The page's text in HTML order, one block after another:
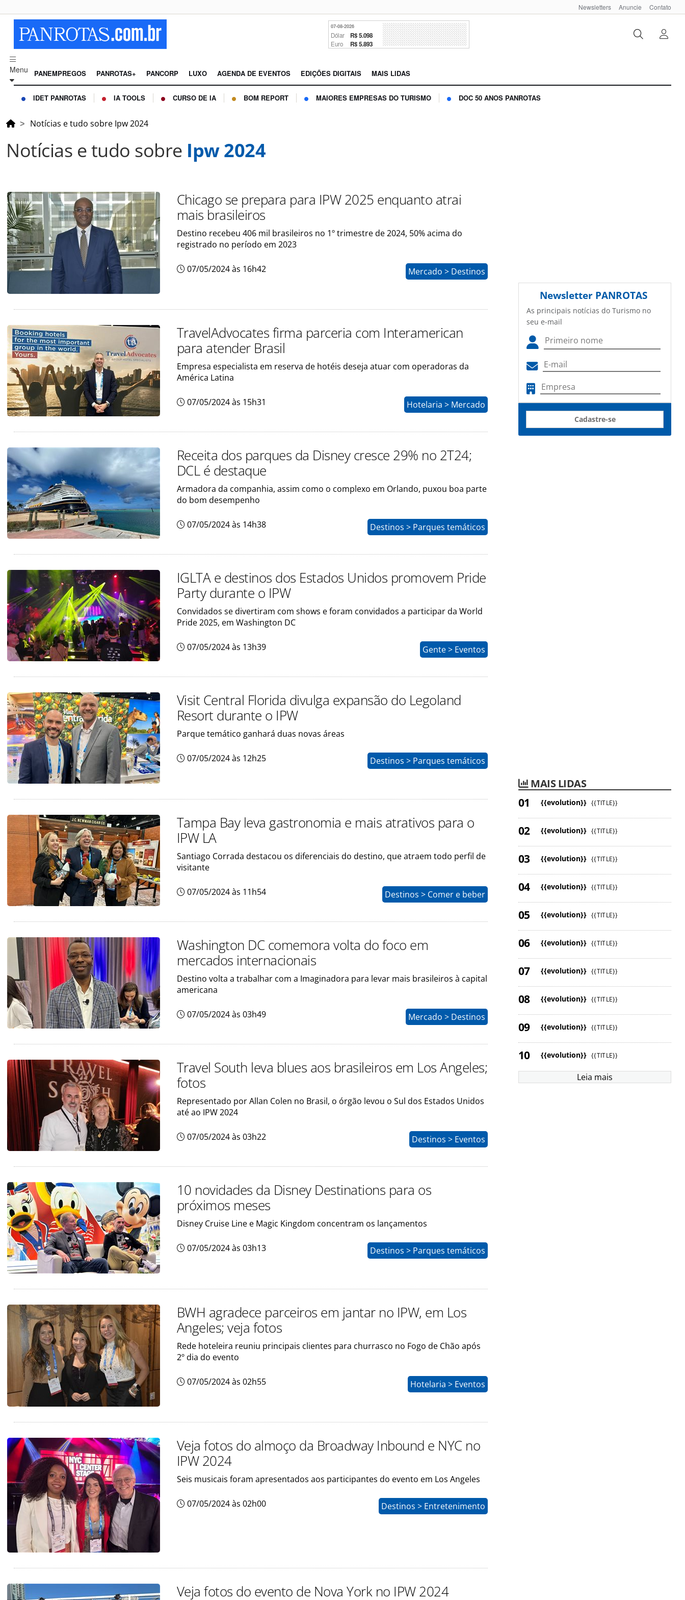
Newsletters Anuncie Contato
07-08-2026
Dólar R$ 5.098
Euro R$ 5.893
Menu PANEMPREGOS PANROTAS+ PANCORP LUXO AGENDA DE EVENTOS EDIÇÕES DIGITAIS MAIS LIDAS
IDET PANROTAS IA TOOLS CURSO DE IA BOM REPORT MAIORES EMPRESAS DO TURISMO DOC 50 ANOS PANROTAS
Notícias e tudo sobre Ipw 2024
Notícias e tudo sobre Ipw 2024
Chicago se prepara para IPW 2025 enquanto atrai
mais brasileiros
Destino recebeu 406 mil brasileiros no 1º trimestre de 2024, 50% acima do
registrado no período em 2023
07/05/2024 às 16h42 Mercado > Destinos
TravelAdvocates firma parceria com Interamerican
para atender Brasil
Empresa especialista em reserva de hotéis deseja atuar com operadoras da
América Latina
07/05/2024 às 15h31 Hotelaria > Mercado
Receita dos parques da Disney cresce 29% no 2T24;
DCL é destaque
Armadora da companhia, assim como o complexo em Orlando, puxou boa parte
do bom desempenho
07/05/2024 às 14h38 Destinos > Parques temáticos
IGLTA e destinos dos Estados Unidos promovem Pride
Party durante o IPW
Convidados se divertiram com shows e foram convidados a participar da World
Pride 2025, em Washington DC
07/05/2024 às 13h39 Gente > Eventos
Visit Central Florida divulga expansão do Legoland
Resort durante o IPW
Parque temático ganhará duas novas áreas
07/05/2024 às 12h25 Destinos > Parques temáticos
Tampa Bay leva gastronomia e mais atrativos para o
IPW LA
Santiago Corrada destacou os diferenciais do destino, que atraem todo perfil de
visitante
07/05/2024 às 11h54 Destinos > Comer e beber
Washington DC comemora volta do foco em
mercados internacionais
Destino volta a trabalhar com a Imaginadora para levar mais brasileiros à capital
americana
07/05/2024 às 03h49 Mercado > Destinos
Travel South leva blues aos brasileiros em Los Angeles;
fotos
Representado por Allan Colen no Brasil, o órgão levou o Sul dos Estados Unidos
até ao IPW 2024
07/05/2024 às 03h22 Destinos > Eventos
10 novidades da Disney Destinations para os
próximos meses
Disney Cruise Line e Magic Kingdom concentram os lançamentos
07/05/2024 às 03h13 Destinos > Parques temáticos
BWH agradece parceiros em jantar no IPW, em Los
Angeles; veja fotos
Rede hoteleira reuniu principais clientes para churrasco no Fogo de Chão após
2º dia do evento
07/05/2024 às 02h55 Hotelaria > Eventos
Veja fotos do almoço da Broadway Inbound e NYC no
IPW 2024
Seis musicais foram apresentados aos participantes do evento em Los Angeles
07/05/2024 às 02h00 Destinos > Entretenimento
Veja fotos do evento de Nova York no IPW 2024
Newsletter PANROTAS
As principais notícias do Turismo no
seu e-mail
Cadastre-se
MAIS LIDAS
{{evolution}} {{TITLE}}
{{evolution}} {{TITLE}}
{{evolution}} {{TITLE}}
{{evolution}} {{TITLE}}
{{evolution}} {{TITLE}}
{{evolution}} {{TITLE}}
{{evolution}} {{TITLE}}
{{evolution}} {{TITLE}}
{{evolution}} {{TITLE}}
{{evolution}} {{TITLE}}
Leia mais